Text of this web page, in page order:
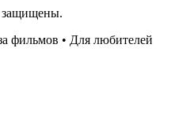
защищены.
фильмов • Для любителей